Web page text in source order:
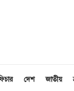
দেশ জাতীয়